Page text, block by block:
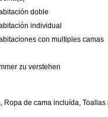
doble
individual
con multiples camas
zu verstehen
Ropa de cama incluída, Toallas